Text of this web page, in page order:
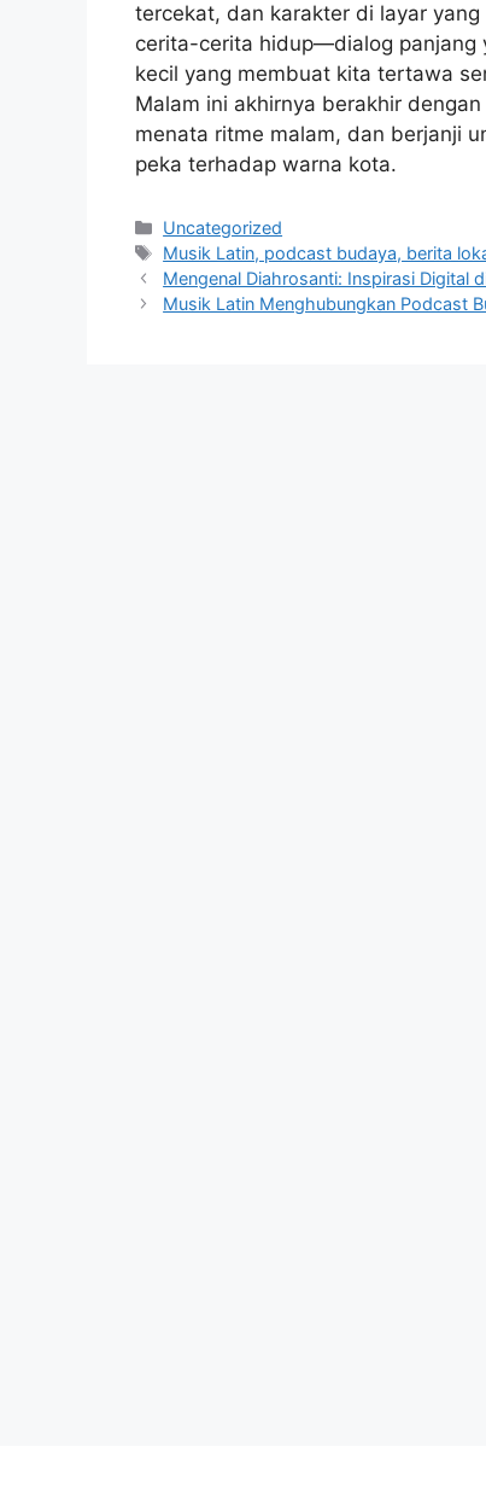
tercekat, dan karakter di layar
cerita-cerita hidup—dialog panjang
kecil yang membuat kita tertawa
Malam ini akhirnya berakhir
menata ritme malam, dan berjanji
peka terhadap warna kota.
Categories
Uncategorized
Tags
Musik Latin, podcast budaya, berita
Mengenal Diahrosanti: Inspirasi Digital
Musik Latin Menghubungkan Podcast